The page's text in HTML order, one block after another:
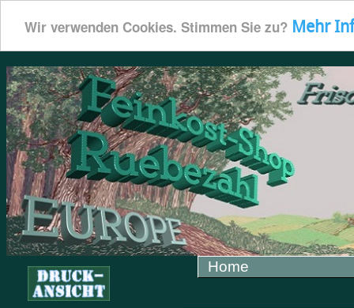
Wir verwenden Cookies. Stimmen Sie zu? Mehr
Home